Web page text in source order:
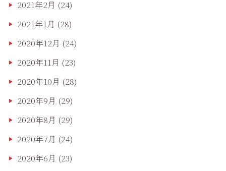
2021年2月 (24)
2021年1月 (28)
2020年12月 (24)
2020年11月 (23)
2020年10月 (28)
2020年9月 (29)
2020年8月 (29)
2020年7月 (24)
2020年6月 (23)